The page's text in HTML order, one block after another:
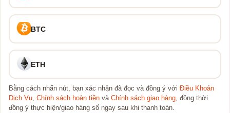
BTC
ETH
Bằng cách nhấn nút, bạn xác nhận đã đọc và đồng ý với Điều Khoản
Dịch Vụ, Chính sách hoàn tiền và Chính sách giao hàng, đồng thời
đồng ý thực hiện/giao hàng số ngay sau khi thanh toán.